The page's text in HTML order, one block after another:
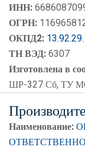
ИНН:
ОГРН:
ОКПД2:
ТН ВЭД:6307
Изготовлена в
ШР-327 Сб, ТУ
Наименование: